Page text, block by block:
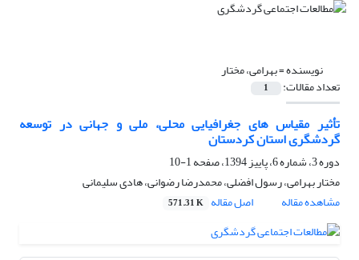
نویسنده =بهرامی، مختار
تعداد مقالات: 1
تأثیر مقیاس های جغرافیایی محلی، ملی و جهانی در توسعه
گردشگری استان کردستان
دوره 3، شماره 6، پاییز 1394، صفحه
1-10
مختار بهرامی، رسول افضلی، محمدرضا رضوانی، هادی سلیمانی
مشاهده مقاله
اصل مقاله 571.31 K